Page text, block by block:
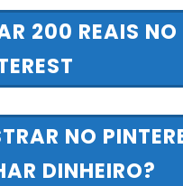
200 REAIS NO
NO
DINHEIRO?